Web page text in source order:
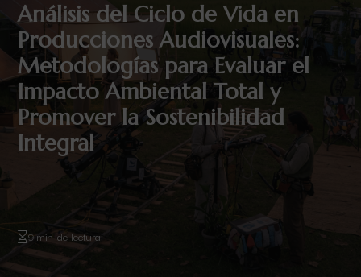
Análisis del Ciclo de Vida en
Producciones Audiovisuales:
Metodologías para Evaluar el
Impacto Ambiental Total y
Promover la Sostenibilidad
Integral
9 min de lectura